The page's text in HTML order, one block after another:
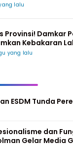
lalu
Provinsi! Damkar
Kebakaran
yang lalu
ESDM Tunda
dan
Gelar Media